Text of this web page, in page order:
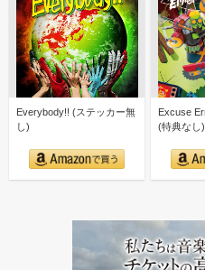
Everybody!! (ステッカー無
し)
Excuse
(特典なし)